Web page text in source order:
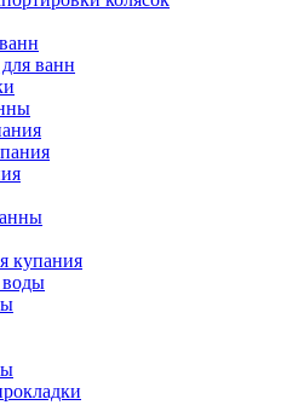
ванн
купания
воды